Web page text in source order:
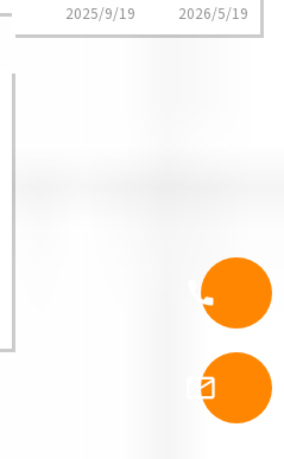
2025/9/19 2026/5/19
mail_outline
メール問
call 電話問合